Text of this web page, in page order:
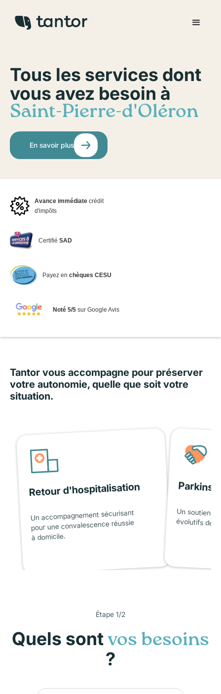
Tous les services dont
vous avez besoin à
Saint-Pierre-d'Oléron
En savoir plus
Avance immédiate crédit
d'impôts
CertifiéSAD
Payez en chèques CESU
Noté 5/5sur Google Avis
Tantor vous accompagne pour préserver
votre autonomie, quelle que soit votre
situation.
Retour d'hospitalisation
Un accompagnement sécurisant
pour une convalescence réussie
à domicile.
Un soutien
évolutifs de
Étape 1/2
Quels sont vos besoins
?